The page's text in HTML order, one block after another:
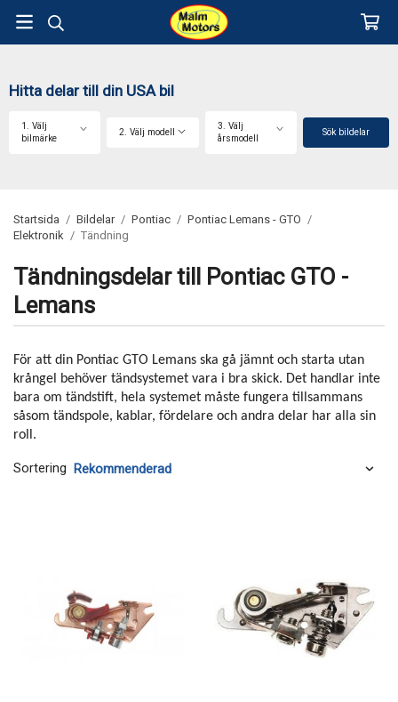
Hitta delar till din USA bil
1. Välj
bilmärke
2. Välj modell
3. Välj
årsmodell
Sök bildelar
Startsida / Bildelar / Pontiac / Pontiac Lemans - GTO /
Elektronik / Tändning
Tändningsdelar till Pontiac GTO -
Lemans
För att din Pontiac GTO Lemans ska gå jämnt och starta utan
krångel behöver tändsystemet vara i bra skick. Det handlar inte
bara om tändstift, hela systemet måste fungera tillsammans
såsom tändspole, kablar, fördelare och andra delar har alla sin
roll.
Sortering